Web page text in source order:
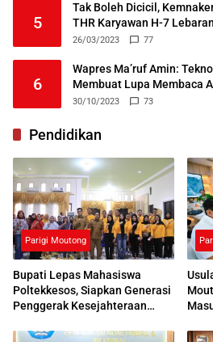
5
Tak Boleh Dicicil,
THR Karyawan H-7 Lebaran
26/03/2023 77
6
Wapres Ma’ruf Amin:
Membuat Lupa Membaca
30/10/2023 73
Pendidikan
Parigi Moutong
Bupati Lepas Mahasiswa
Poltekkesos, Siapkan Generasi
Penggerak Kesejahteraan